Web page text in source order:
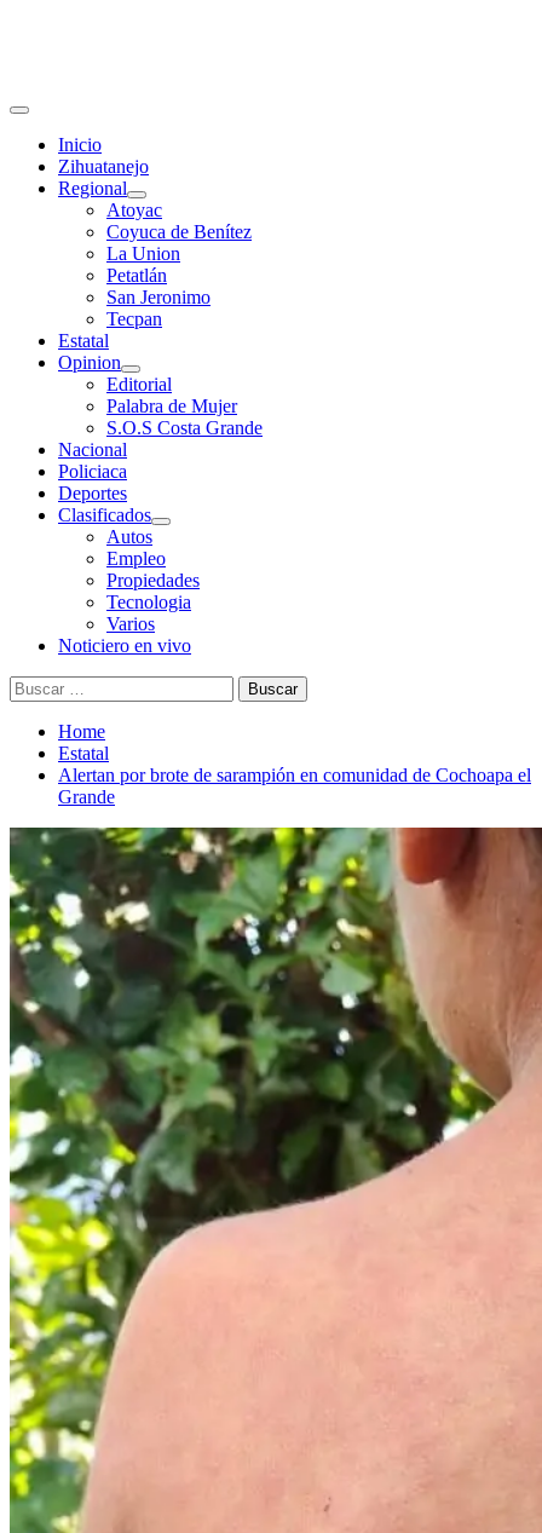
Primary
Inicio
Zihuatanejo
Regional
Atoyac
Coyuca de Benítez
La Union
Petatlán
San Jeronimo
Tecpan
Estatal
Opinion
Editorial
Palabra de Mujer
S.O.S Costa Grande
Nacional
Policiaca
Deportes
Clasificados
Autos
Empleo
Propiedades
Tecnologia
Varios
Noticiero en vivo
Buscar:
Home
Estatal
Alertan por brote de sarampión en comunidad de Cochoapa el
Grande